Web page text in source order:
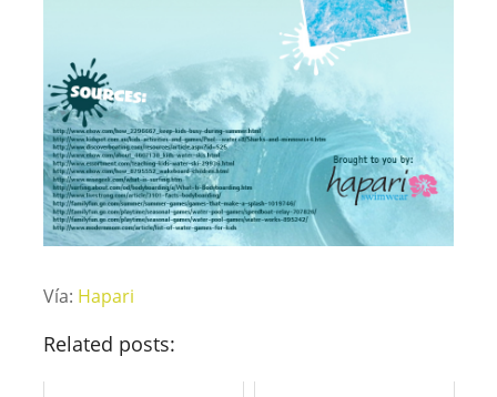
Vía: Hapari
Related posts: